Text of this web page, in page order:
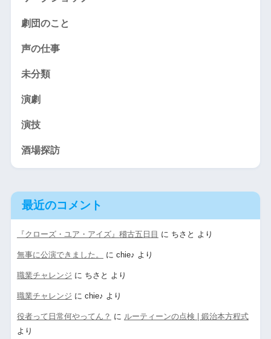
劇団のこと
声の仕事
未分類
演劇
演技
酒場探訪
最近のコメント
『クローズ・ユア・アイズ』稽古五日目 に ちさと より
無事に公演できました。 に chie♪ より
職業チャレンジ に ちさと より
職業チャレンジ に chie♪ より
役者って日常何やってん？ に ルーティーンの点検 | 鍛治本方程式
より